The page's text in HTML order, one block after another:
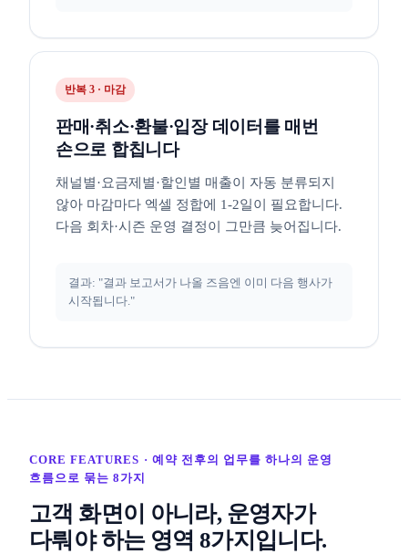
반복 3 · 마감
판매·취소·환불·입장 데이터를 매번
손으로 합칩니다
채널별·요금제별·할인별 매출이 자동 분류되지
않아 마감마다 엑셀 정합에 1-2일이 필요합니다.
다음 회차·시즌 운영 결정이 그만큼 늦어집니다.
결과: "결과 보고서가 나올 즈음엔 이미 다음 행사가
시작됩니다."
CORE FEATURES · 예약 전후의 업무를 하나의 운영
흐름으로 묶는 8가지
고객 화면이 아니라, 운영자가
다뤄야 하는 영역 8가지입니다.